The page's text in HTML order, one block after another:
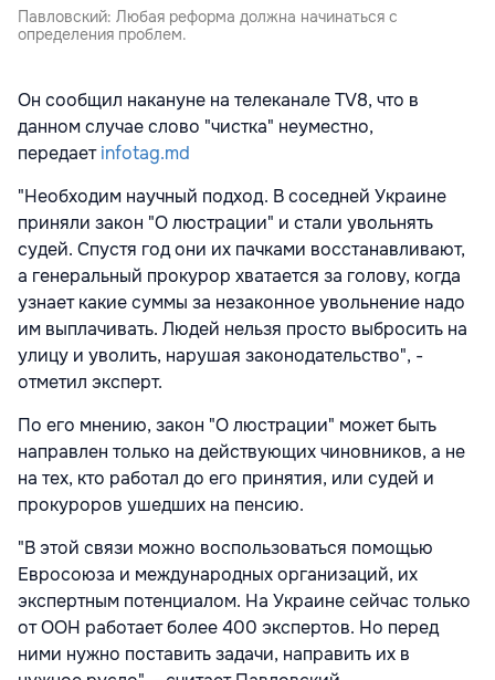
Павловский: Любая реформа должна начинаться с
определения проблем.
Он сообщил накануне на телеканале TV8, что в
данном случае слово "чистка" неуместно,
передаетinfotag.md
"Необходим научный подход. В соседней Украине
приняли закон "О люстрации" и стали увольнять
судей. Спустя год они их пачками восстанавливают,
а генеральный прокурор хватается за голову, когда
узнает какие суммы за незаконное увольнение надо
им выплачивать. Людей нельзя просто выбросить на
улицу и уволить, нарушая законодательство", -
отметил эксперт.
По его мнению, закон "О люстрации" может быть
направлен только на действующих чиновников, а не
на тех, кто работал до его принятия, или судей и
прокуроров ушедших на пенсию.
"В этой связи можно воспользоваться помощью
Евросоюза и международных организаций, их
экспертным потенциалом. На Украине сейчас только
от ООН работает более 400 экспертов. Но перед
ними нужно поставить задачи, направить их в